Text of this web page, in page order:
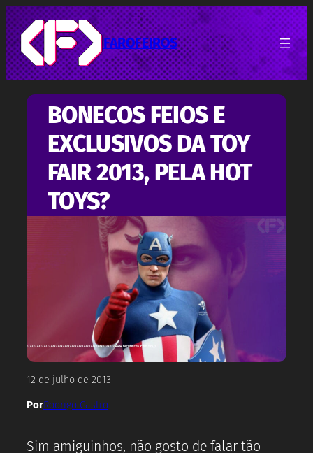
Pular
para
o
conteúdo
FAROFEIROS
BONECOS FEIOS E
EXCLUSIVOS DA TOY
FAIR 2013, PELA HOT
TOYS?
12 de julho de 2013
PorRodrigo Castro
Sim amiguinhos, não gosto de falar tão